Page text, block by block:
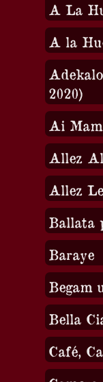
A La
A la
2020)
Ai
Allez
Allez
Ballata
Baraye
Begam
Bella
Café,